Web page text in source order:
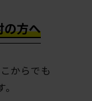
の方へ
からでも